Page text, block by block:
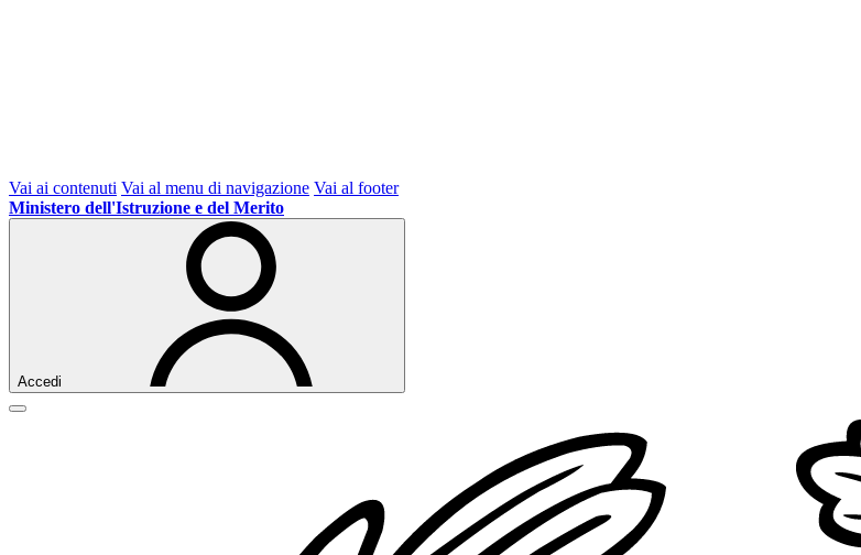
Vai ai contenuti Vai al menu di navigazione Vai al footer
Ministero dell'Istruzione e del Merito
Accedi